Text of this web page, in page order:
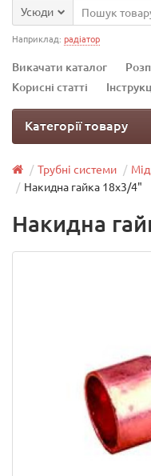
Усюди
Наприклад: радіатор
Викачати каталог
Корисні статті
Категорії товару
Трубні системи
Накидна гайка 18х3/4"
Накидна